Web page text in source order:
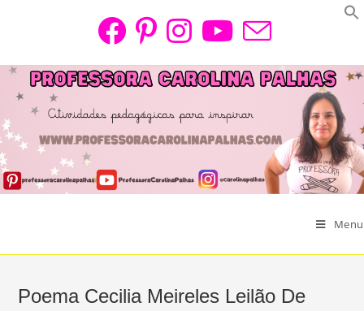
Menu
Poema Cecilia Meireles Leilão De